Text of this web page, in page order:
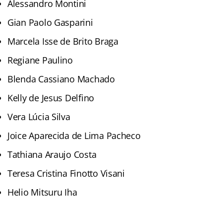
Alessandro Montini
Gian Paolo Gasparini
Marcela Isse de Brito Braga
Regiane Paulino
Blenda Cassiano Machado
Kelly de Jesus Delfino
Vera Lúcia Silva
Joice Aparecida de Lima Pacheco
Tathiana Araujo Costa
Teresa Cristina Finotto Visani
Helio Mitsuru Iha